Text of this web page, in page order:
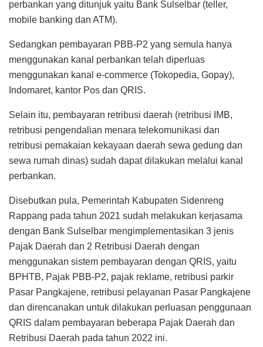
perbankan yang ditunjuk yaitu Bank Sulselbar (teller,
mobile banking dan ATM).
Sedangkan pembayaran PBB-P2 yang semula hanya
menggunakan kanal perbankan telah diperluas
menggunakan kanal e-commerce (Tokopedia, Gopay),
Indomaret, kantor Pos dan QRIS.
Selain itu, pembayaran retribusi daerah (retribusi IMB,
retribusi pengendalian menara telekomunikasi dan
retribusi pemakaian kekayaan daerah sewa gedung dan
sewa rumah dinas) sudah dapat dilakukan melalui kanal
perbankan.
Disebutkan pula, Pemerintah Kabupaten Sidenreng
Rappang pada tahun 2021 sudah melakukan kerjasama
dengan Bank Sulselbar mengimplementasikan 3 jenis
Pajak Daerah dan 2 Retribusi Daerah dengan
menggunakan sistem pembayaran dengan QRIS, yaitu
BPHTB, Pajak PBB-P2, pajak reklame, retribusi parkir
Pasar Pangkajene, retribusi pelayanan Pasar Pangkajene
dan direncanakan untuk dilakukan perluasan penggunaan
QRIS dalam pembayaran beberapa Pajak Daerah dan
Retribusi Daerah pada tahun 2022 ini.